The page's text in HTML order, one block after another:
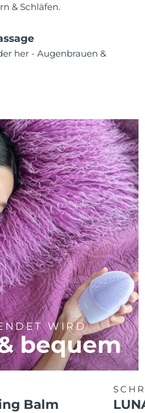
& Schläfen.
her - Augenbrauen &
WIRD
bequem
Balm